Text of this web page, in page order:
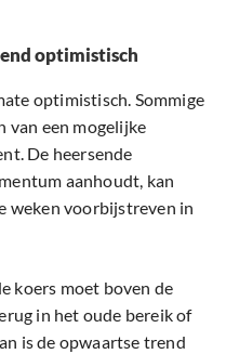
optimistisch
optimistisch. Sommige
van een mogelijke
De heersende
aanhoudt, kan
weken voorbijstreven in
koers moet boven de
in het oude bereik of
is de opwaartse trend